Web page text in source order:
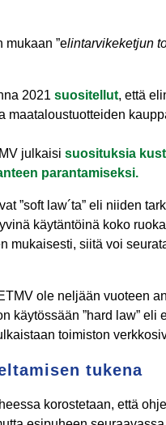
mukaan ”elintarvikeketjun
2021 suositellut, että
maataloustuotteiden
julkaisi suosituksia
parantamiseksi.
”soft law´ta” eli niiden
käytäntöinä koko
mukaisesti, siitä voi
ole neljään vuoteen
käytössään ”hard law”
toimiston
tukena
korostetaan, että